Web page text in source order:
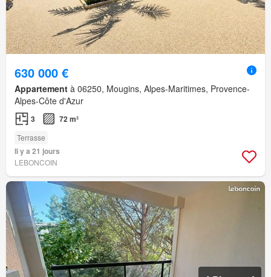
630 000 €
Appartement à 06250, Mougins, Alpes-Maritimes, Provence-
Alpes-Côte d'Azur
3 72 m²
Terrasse
Il y a 21 jours
LEBONCOIN